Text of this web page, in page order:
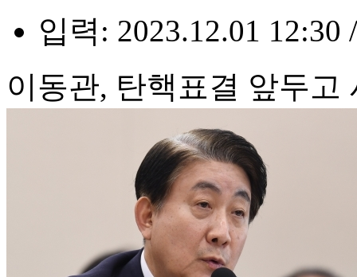
입력: 2023.12.01 12:30
이동관, 탄핵표결 앞두고